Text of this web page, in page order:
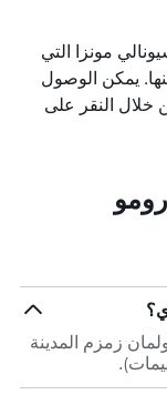
مونزا التي
يمكن الوصول
النقر على
زمزم المدينة